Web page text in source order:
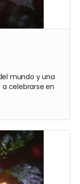
mundo y una
celebrarse en